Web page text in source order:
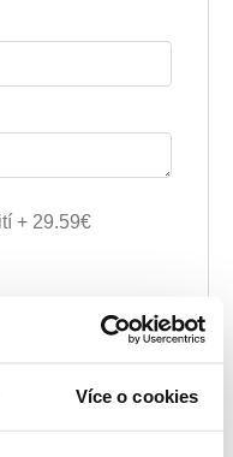
Více o cookies
+ 29.59€
úpravy) +